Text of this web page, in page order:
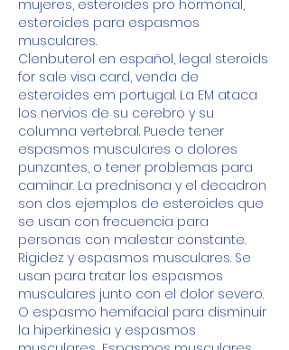
mujeres, esteroides pro hormonal,
esteroides para espasmos
musculares.
Clenbuterol en español, legal steroids
for sale visa card, venda de
esteroides em portugal. La EM ataca
los nervios de su cerebro y su
columna vertebral. Puede tener
espasmos musculares o dolores
punzantes, o tener problemas para
caminar. La prednisona y el decadron
son dos ejemplos de esteroides que
se usan con frecuencia para
personas con malestar constante.
Rigidez y espasmos musculares. Se
usan para tratar los espasmos
musculares junto con el dolor severo.
O espasmo hemifacial para disminuir
la hiperkinesia y espasmos